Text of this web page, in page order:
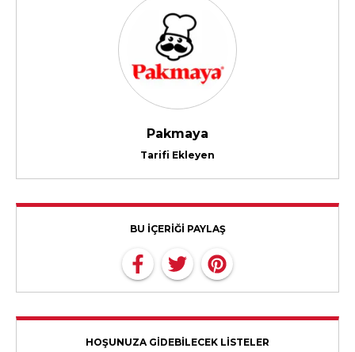
Pakmaya
Tarifi Ekleyen
BU İÇERİĞİ PAYLAŞ
HOŞUNUZA GİDEBİLECEK LİSTELER